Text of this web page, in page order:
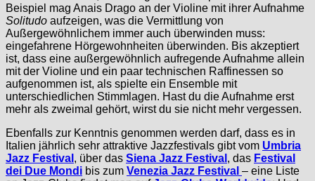
Beispiel mag Anais Drago an der Violine mit ihrer Aufnahme
Solitudo aufzeigen, was die Vermittlung von
Außergewöhnlichem immer auch überwinden muss:
eingefahrene Hörgewohnheiten überwinden. Bis akzeptiert
ist, dass eine außergewöhnlich aufregende Aufnahme allein
mit der Violine und ein paar technischen Raffinessen so
aufgenommen ist, als spielte ein Ensemble mit
unterschiedlichen Stimmlagen. Hast du die Aufnahme erst
mehr als zweimal gehört, wirst du sie nicht mehr vergessen.
Ebenfalls zur Kenntnis genommen werden darf, dass es in
Italien jährlich sehr attraktive Jazzfestivals gibt vom Umbria
Jazz Festival , über das Siena Jazz Festival , das Festival
dei Due Mondi bis zum Venezia Jazz Festival – eine Liste